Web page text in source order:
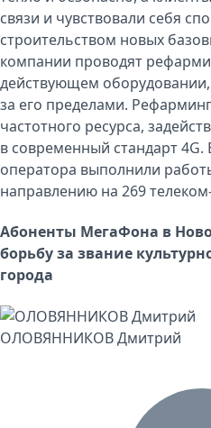
связи и чувствовали себя
строительством новых
компании проводят
действующем оборудовании,
за его пределами.
частотного ресурса,
в современный стандарт 4G.
оператора выполнили
направлению на 269
Абоненты МегаФона в
борьбу за звание
города
ОЛОВЯННИКОВ Дмитрий